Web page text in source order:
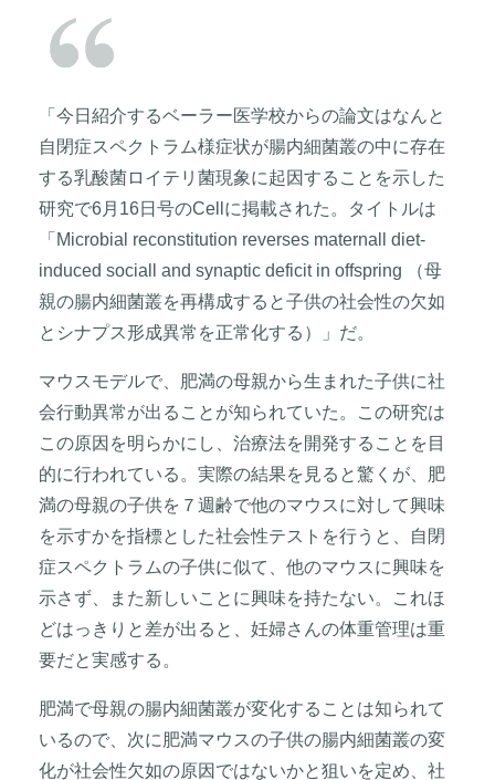
「今日紹介するベーラー医学校からの論文はなんと
自閉症スペクトラム様症状が腸内細菌叢の中に存在
する乳酸菌ロイテリ菌現象に起因することを示した
研究で6月16日号のCellに掲載された。タイトルは
「Microbial reconstitution reverses maternall diet-
induced sociall and synaptic deficit in offspring （母
親の腸内細菌叢を再構成すると子供の社会性の欠如
とシナプス形成異常を正常化する）」だ。
マウスモデルで、肥満の母親から生まれた子供に社
会行動異常が出ることが知られていた。この研究は
この原因を明らかにし、治療法を開発することを目
的に行われている。実際の結果を見ると驚くが、肥
満の母親の子供を７週齢で他のマウスに対して興味
を示すかを指標とした社会性テストを行うと、自閉
症スペクトラムの子供に似て、他のマウスに興味を
示さず、また新しいことに興味を持たない。これほ
どはっきりと差が出ると、妊婦さんの体重管理は重
要だと実感する。
肥満で母親の腸内細菌叢が変化することは知られて
いるので、次に肥満マウスの子供の腸内細菌叢の変
化が社会性欠如の原因ではないかと狙いを定め、社